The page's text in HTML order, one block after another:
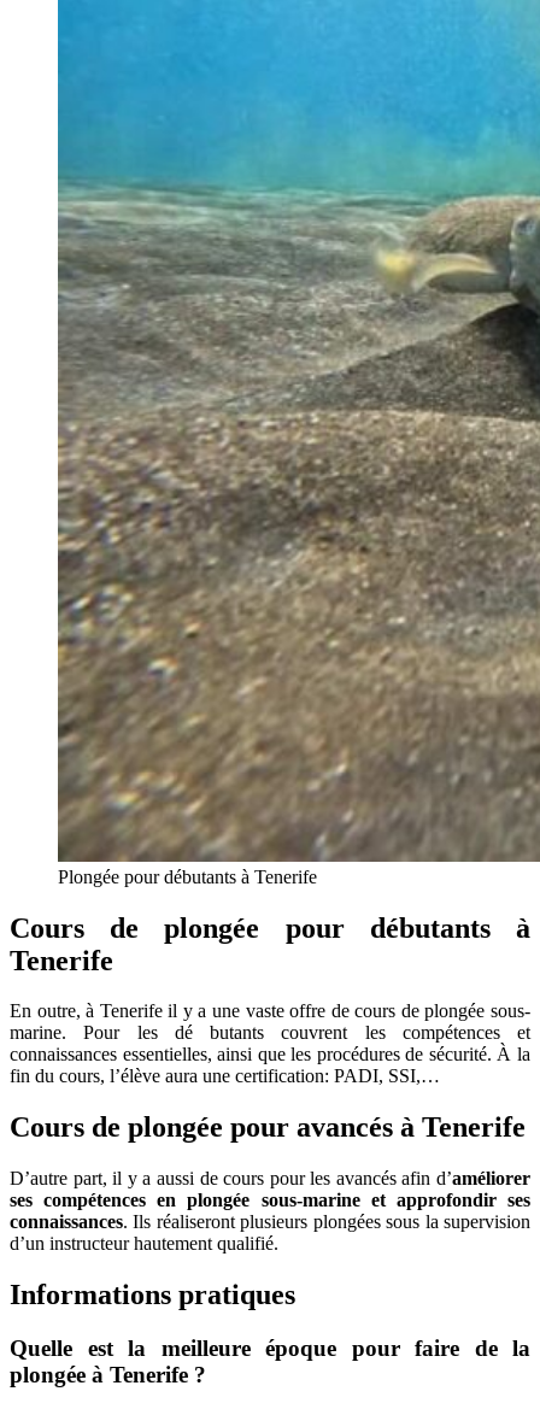
Plongée pour débutants à Tenerife
Cours de plongée pour débutants à
Tenerife
En outre, à Tenerife il y a une vaste offre de cours de plongée sous-
marine. Pour les dé butants couvrent les compétences et
connaissances essentielles, ainsi que les procédures de sécurité. À la
fin du cours, l’élève aura une certification: PADI, SSI,…
Cours de plongée pour avancés à Tenerife
D’autre part, il y a aussi de cours pour les avancés afin d’améliorer
ses compétences en plongée sous-marine et approfondir ses
connaissances. Ils réaliseront plusieurs plongées sous la supervision
d’un instructeur hautement qualifié.
Informations pratiques
Quelle est la meilleure époque pour faire de la
plongée à Tenerife ?